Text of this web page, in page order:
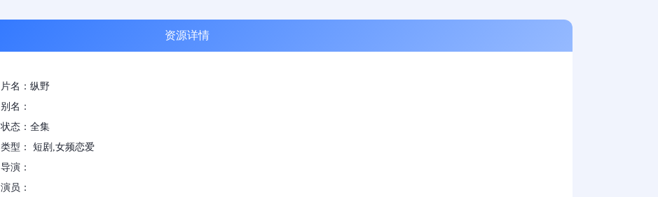
资源详情
片名：纵野
别名：
状态：全集
类型： 短剧,女频恋爱
导演：
演员：